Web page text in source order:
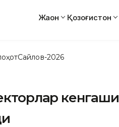
Жаҳон Қозоғистон
Сайлов-2026
кенгаши